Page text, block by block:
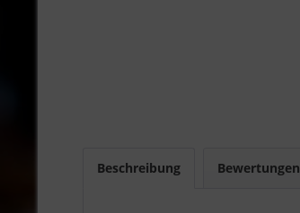
Beschreibung Bewertungen